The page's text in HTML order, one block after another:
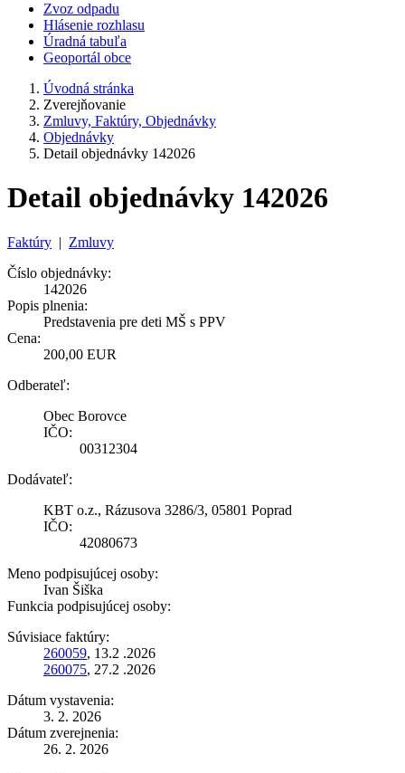
Zvoz odpadu
Hlásenie rozhlasu
Úradná tabuľa
Geoportál obce
Úvodná stránka
Zverejňovanie
Zmluvy, Faktúry, Objednávky
Objednávky
Detail objednávky 142026
Detail objednávky 142026
Faktúry | Zmluvy
Číslo objednávky:
142026
Popis plnenia:
Predstavenia pre deti MŠ s PPV
Cena:
200,00 EUR
Odberateľ:
Obec Borovce
IČO:
00312304
Dodávateľ:
KBT o.z., Rázusova 3286/3, 05801 Poprad
IČO:
42080673
Meno podpisujúcej osoby:
Ivan Šiška
Funkcia podpisujúcej osoby:
Súvisiace faktúry:
260059, 13.2 .2026
260075, 27.2 .2026
Dátum vystavenia:
3. 2. 2026
Dátum zverejnenia:
26. 2. 2026